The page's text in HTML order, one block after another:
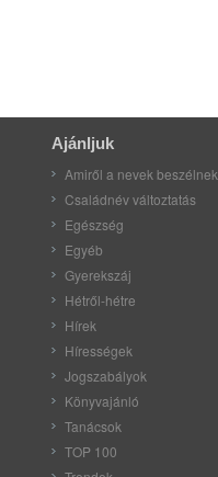
Ajánljuk
Amiről a nevek beszélnek
Családnév változtatás
Egészség
Egyéb
Gyerekszáj
Hétről-hétre
Hírek
Hírességek
Jogszabályok
Könyvajánló
Tanácsok
TOP 100